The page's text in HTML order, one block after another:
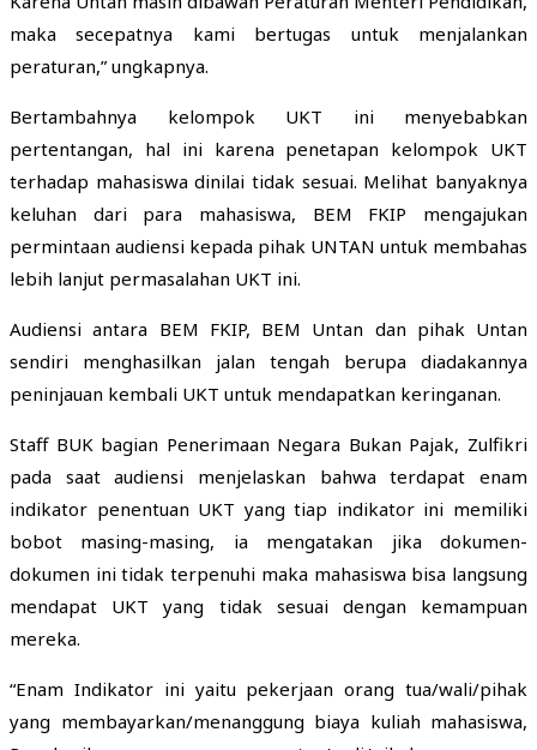
maka secepatnya kami bertugas untuk menjalankan
peraturan,” ungkapnya.
Bertambahnya kelompok UKT ini menyebabkan
pertentangan, hal ini karena penetapan kelompok UKT
terhadap mahasiswa dinilai tidak sesuai. Melihat banyaknya
keluhan dari para mahasiswa, BEM FKIP mengajukan
permintaan audiensi kepada pihak UNTAN untuk membahas
lebih lanjut permasalahan UKT ini.
Audiensi antara BEM FKIP, BEM Untan dan pihak Untan
sendiri menghasilkan jalan tengah berupa diadakannya
peninjauan kembali UKT untuk mendapatkan keringanan.
Staff BUK bagian Penerimaan Negara Bukan Pajak, Zulfikri
pada saat audiensi menjelaskan bahwa terdapat enam
indikator penentuan UKT yang tiap indikator ini memiliki
bobot masing-masing, ia mengatakan jika dokumen-
dokumen ini tidak terpenuhi maka mahasiswa bisa langsung
mendapat UKT yang tidak sesuai dengan kemampuan
mereka.
“Enam Indikator ini yaitu pekerjaan orang tua/wali/pihak
yang membayarkan/menanggung biaya kuliah mahasiswa,